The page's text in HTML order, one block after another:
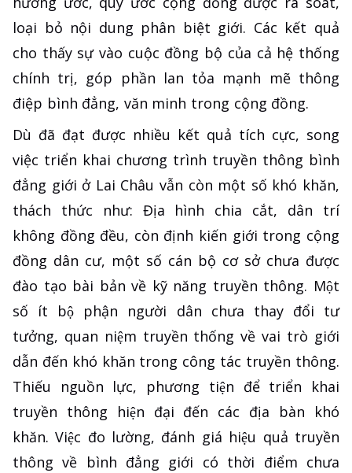
loại bỏ nội dung phân biệt giới. Các kết quả
cho thấy sự vào cuộc đồng bộ của cả hệ thống
chính trị, góp phần lan tỏa mạnh mẽ thông
điệp bình đẳng, văn minh trong cộng đồng.
Dù đã đạt được nhiều kết quả tích cực, song
việc triển khai chương trình truyền thông bình
đẳng giới ở Lai Châu vẫn còn một số khó khăn,
thách thức như: Địa hình chia cắt, dân trí
không đồng đều, còn định kiến giới trong cộng
đồng dân cư, một số cán bộ cơ sở chưa được
đào tạo bài bản về kỹ năng truyền thông. Một
số ít bộ phận người dân chưa thay đổi tư
tưởng, quan niệm truyền thống về vai trò giới
dẫn đến khó khăn trong công tác truyền thông.
Thiếu nguồn lực, phương tiện để triển khai
truyền thông hiện đại đến các địa bàn khó
khăn. Việc đo lường, đánh giá hiệu quả truyền
thông về bình đẳng giới có thời điểm chưa